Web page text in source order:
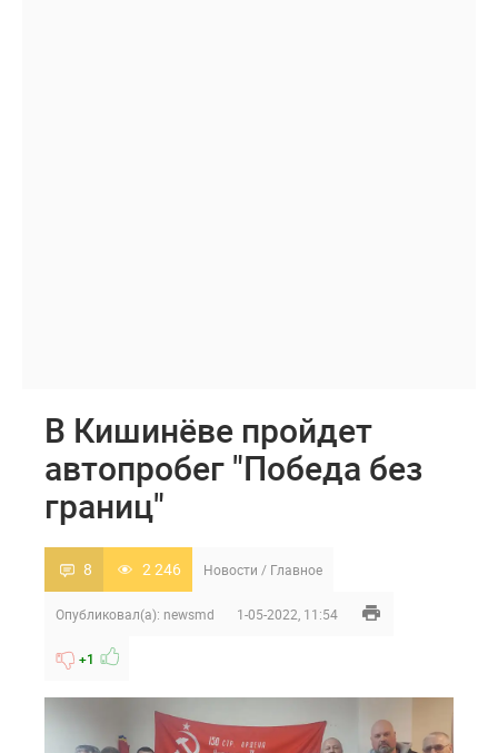
В Кишинёве пройдет
автопробег "Победа без
границ"
8 2 246 Новости / Главное
Опубликовал(а): newsmd 1-05-2022, 11:54
+1